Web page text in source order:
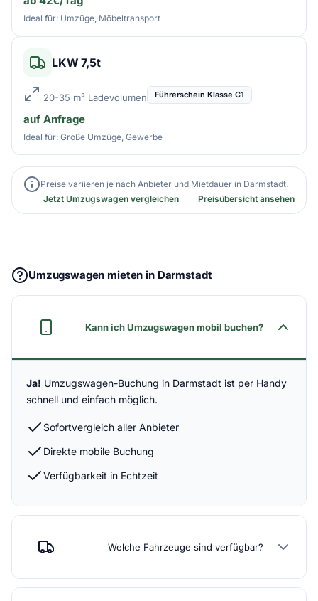
Ideal für: Umzüge, Möbeltransport
LKW 7,5t
20-35 m³ Ladevolumen Führerschein Klasse C1
auf Anfrage
Ideal für: Große Umzüge, Gewerbe
Preise variieren je nach Anbieter und Mietdauer in Darmstadt.
Jetzt Umzugswagen vergleichen
Preisübersicht ansehen
Umzugswagen mieten in Darmstadt
Kann ich Umzugswagen mobil buchen?
Ja! Umzugswagen-Buchung in Darmstadt ist per Handy
schnell und einfach möglich.
Sofortvergleich aller Anbieter
Direkte mobile Buchung
Verfügbarkeit in Echtzeit
Welche Fahrzeuge sind verfügbar?